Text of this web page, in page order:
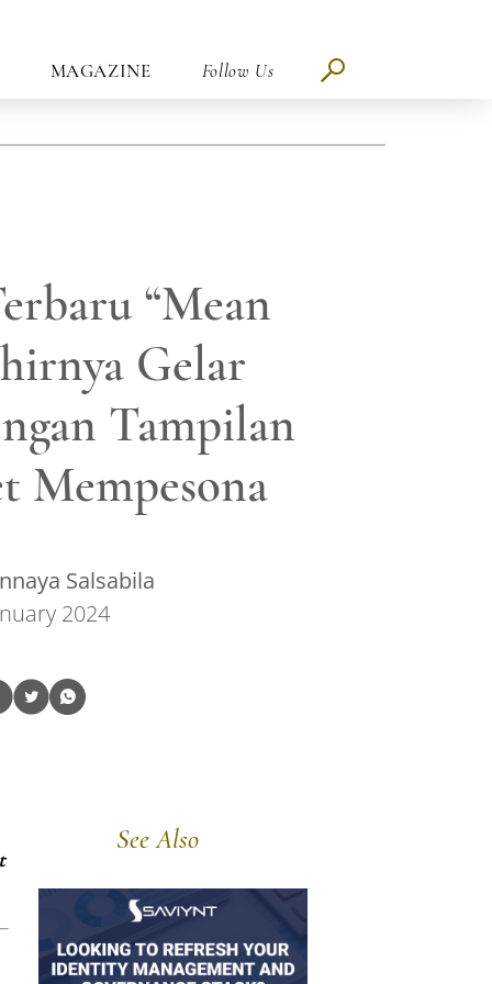
MAGAZINE Follow Us
“Mean
Gelar
Tampilan
Mempesona
Salsabila
2024
See Also